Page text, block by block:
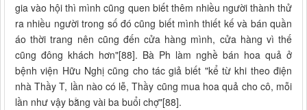
gia vào hội thì mình cũng quen biết thêm nhiều người thành thử
ra nhiều người trong số đó cũng biết mình thiết kế và bán quần
áo thời trang nên cũng đến cửa hàng mình, cửa hàng vì thế
cũng đông khách hơn"[88]. Bà Ph làm nghề bán hoa quả ở
bệnh viện Hữu Nghị cũng cho tác giả biết "kể từ khi theo điện
nhà Thầy T, lần nào có lễ, Thầy cũng mua hoa quả cho cô, mỗi
lần như vậy bằng vài ba buổi chợ"[88].